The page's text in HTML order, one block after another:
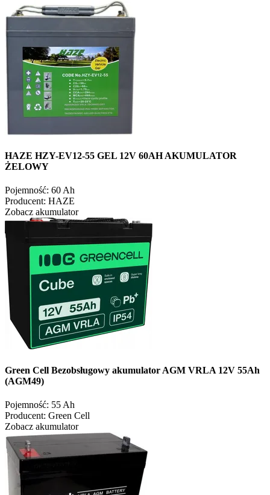
HAZE HZY-EV12-55 GEL 12V 60AH AKUMULATOR
ŻELOWY
Pojemność: 60 Ah
Producent: HAZE
Zobacz akumulator
Green Cell Bezobsługowy akumulator AGM VRLA 12V 55Ah
(AGM49)
Pojemność: 55 Ah
Producent: Green Cell
Zobacz akumulator